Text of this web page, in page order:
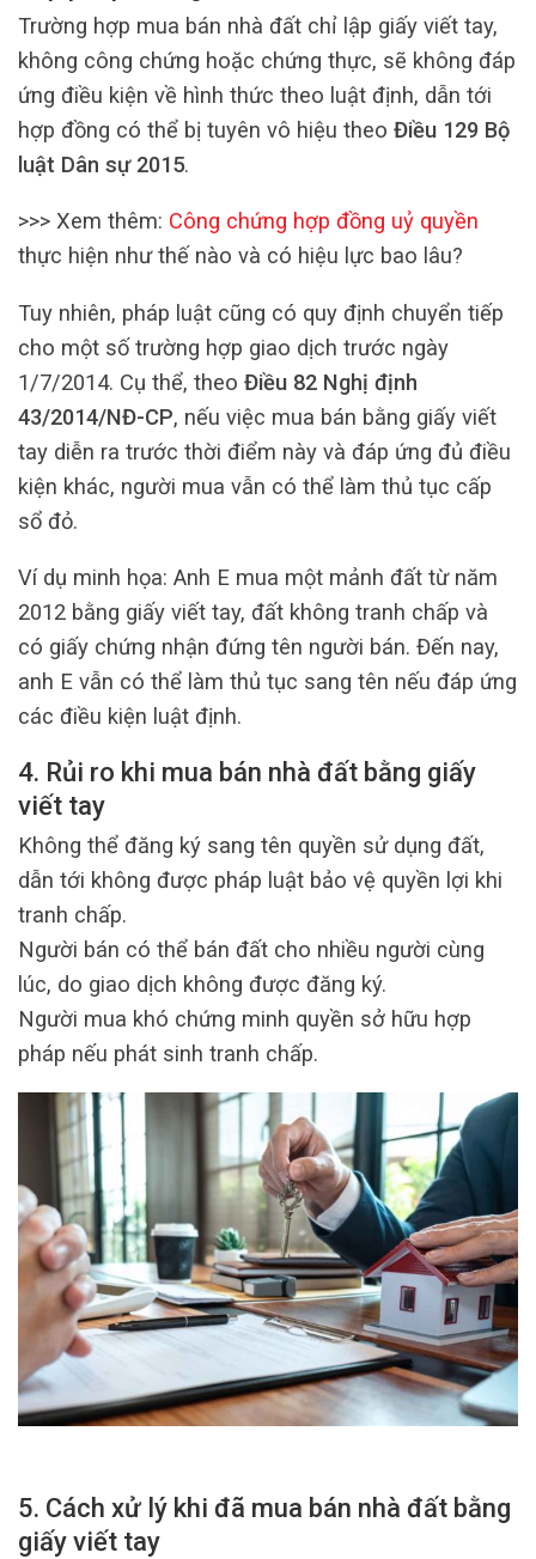
Trường hợp mua bán nhà đất chỉ lập giấy viết tay,
không công chứng hoặc chứng thực, sẽ không đáp
ứng điều kiện về hình thức theo luật định, dẫn tới
hợp đồng có thể bị tuyên vô hiệu theo Điều 129 Bộ
luật Dân sự 2015.
>>> Xem thêm: Công chứng hợp đồng uỷ quyền
thực hiện như thế nào và có hiệu lực bao lâu?
Tuy nhiên, pháp luật cũng có quy định chuyển tiếp
cho một số trường hợp giao dịch trước ngày
1/7/2014. Cụ thể, theo Điều 82 Nghị định
43/2014/NĐ-CP, nếu việc mua bán bằng giấy viết
tay diễn ra trước thời điểm này và đáp ứng đủ điều
kiện khác, người mua vẫn có thể làm thủ tục cấp
sổ đỏ.
Ví dụ minh họa: Anh E mua một mảnh đất từ năm
2012 bằng giấy viết tay, đất không tranh chấp và
có giấy chứng nhận đứng tên người bán. Đến nay,
anh E vẫn có thể làm thủ tục sang tên nếu đáp ứng
các điều kiện luật định.
4. Rủi ro khi mua bán nhà đất bằng giấy
viết tay
Không thể đăng ký sang tên quyền sử dụng đất,
dẫn tới không được pháp luật bảo vệ quyền lợi khi
tranh chấp.
Người bán có thể bán đất cho nhiều người cùng
lúc, do giao dịch không được đăng ký.
Người mua khó chứng minh quyền sở hữu hợp
pháp nếu phát sinh tranh chấp.
5. Cách xử lý khi đã mua bán nhà đất bằng
giấy viết tay